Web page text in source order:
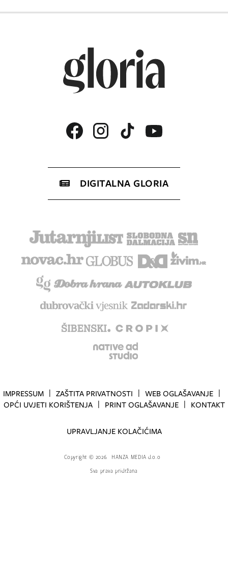
DIGITALNA GLORIA
IMPRESSUM ZAŠTITA PRIVATNOSTI
WEB OGLAŠAVANJE
OPĆI UVJETI KORIŠTENJA
PRINT OGLAŠAVANJE KONTAKT
UPRAVLJANJE KOLAČIĆIMA
Copyright © 2026.
HANZA MEDIA d.o.o
Sva prava pridržana